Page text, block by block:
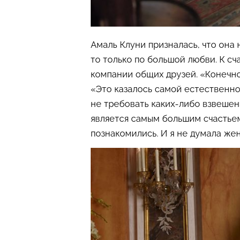
Амаль Клуни призналась, что она
то только по большой любви. К
компании общих друзей.
«Это казалось самой
не требовать каких-либо
является самым большим
познакомились. И я не думала